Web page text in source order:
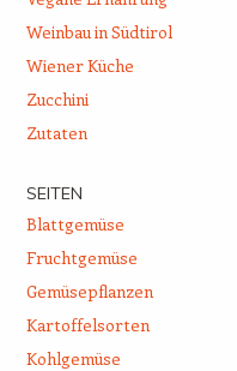
Weinbau in Südtirol
Wiener Küche
Zucchini
Zutaten
SEITEN
Blattgemüse
Fruchtgemüse
Gemüsepflanzen
Kartoffelsorten
Kohlgemüse